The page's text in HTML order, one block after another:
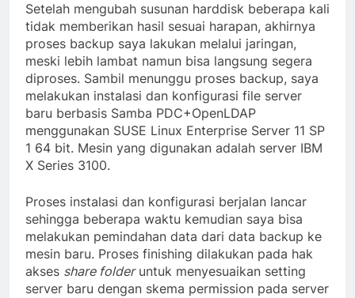
Setelah mengubah susunan harddisk beberapa kali
tidak memberikan hasil sesuai harapan, akhirnya
proses backup saya lakukan melalui jaringan,
meski lebih lambat namun bisa langsung segera
diproses. Sambil menunggu proses backup, saya
melakukan instalasi dan konfigurasi file server
baru berbasis Samba PDC+OpenLDAP
menggunakan SUSE Linux Enterprise Server 11 SP
1 64 bit. Mesin yang digunakan adalah server IBM
X Series 3100.
Proses instalasi dan konfigurasi berjalan lancar
sehingga beberapa waktu kemudian saya bisa
melakukan pemindahan data dari data backup ke
mesin baru. Proses finishing dilakukan pada hak
akses share folderuntuk menyesuaikan setting
server baru dengan skema permission pada server